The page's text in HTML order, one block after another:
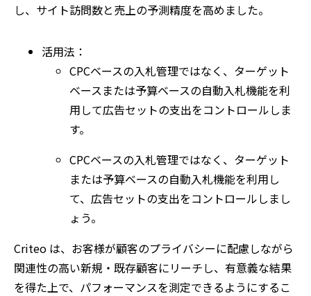
し、サイト訪問数と売上の予測精度を高めました。
活用法：
CPCベースの入札管理ではなく、ターゲット
ベースまたは予算ベースの自動入札機能を利
用して広告セットの支出をコントロールしま
す。
CPCベースの入札管理ではなく、ターゲット
または予算ベースの自動入札機能を利用し
て、広告セットの支出をコントロールしまし
ょう。
Criteo は、お客様が顧客のプライバシーに配慮しながら
関連性の高い新規・既存顧客にリーチし、有意義な結果
を得た上で、パフォーマンスを測定できるようにするこ